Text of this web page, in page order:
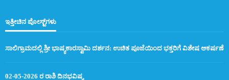
ಇತ್ತೀಚಿನ ಪೋಸ್ಟ್‌ಗಳು
ಸಾಲಿಗ್ರಾಮದಲ್ಲಿ ಶ್ರೀ ಭಾಷ್ಯಕಾರಸ್ವಾಮಿ ದರ್ಶನ: ಉಚಿತ ಪೂಜೆಯಿಂದ ಭಕ್ತರಿಗೆ ವಿಶೇಷ ಆಕರ್ಷಣೆ
02-05-2026 ರ ರಾಶಿ ದಿನಭವಿಷ್ಯ